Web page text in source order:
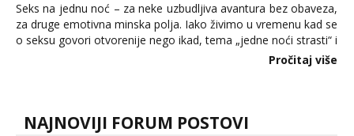
Seks na jednu noć – za neke uzbudljiva avantura bez obaveza,
za druge emotivna minska polja. Iako živimo u vremenu kad se
o seksu govori otvorenije nego ikad, tema „jedne noći strasti“ i
dalje izaziva burne rasprave. Što zapravo misle žene, a što
Pročitaj više
NAJNOVIJI FORUM POSTOVI